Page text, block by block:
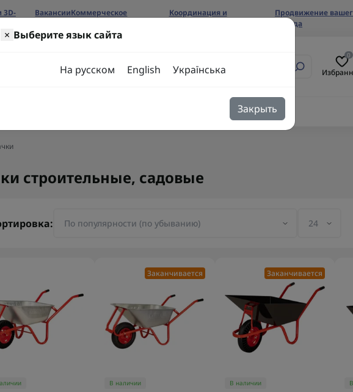
3D-
ВакансииКоммерческое
Координация и
Продвижение
бренда
0
× Выберите язык сайта
На русском English Українська
Закрыть
строительные, садовые
Заканчивается
В наличии
Заканчивается
В наличии